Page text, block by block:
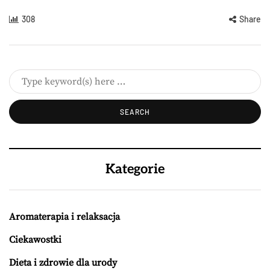
308 Share
Kategorie
Aromaterapia i relaksacja
Ciekawostki
Dieta i zdrowie dla urody